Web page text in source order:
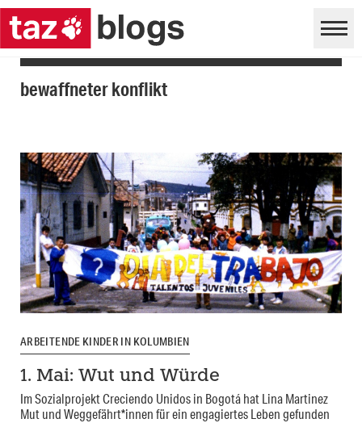
bewaffneter konflikt
ARBEITENDE KINDER IN KOLUMBIEN
1. Mai: Wut und Würde
Im Sozialprojekt Creciendo Unidos in Bogotá hat Lina Martinez
Mut und Weggefährt*innen für ein engagiertes Leben gefunden